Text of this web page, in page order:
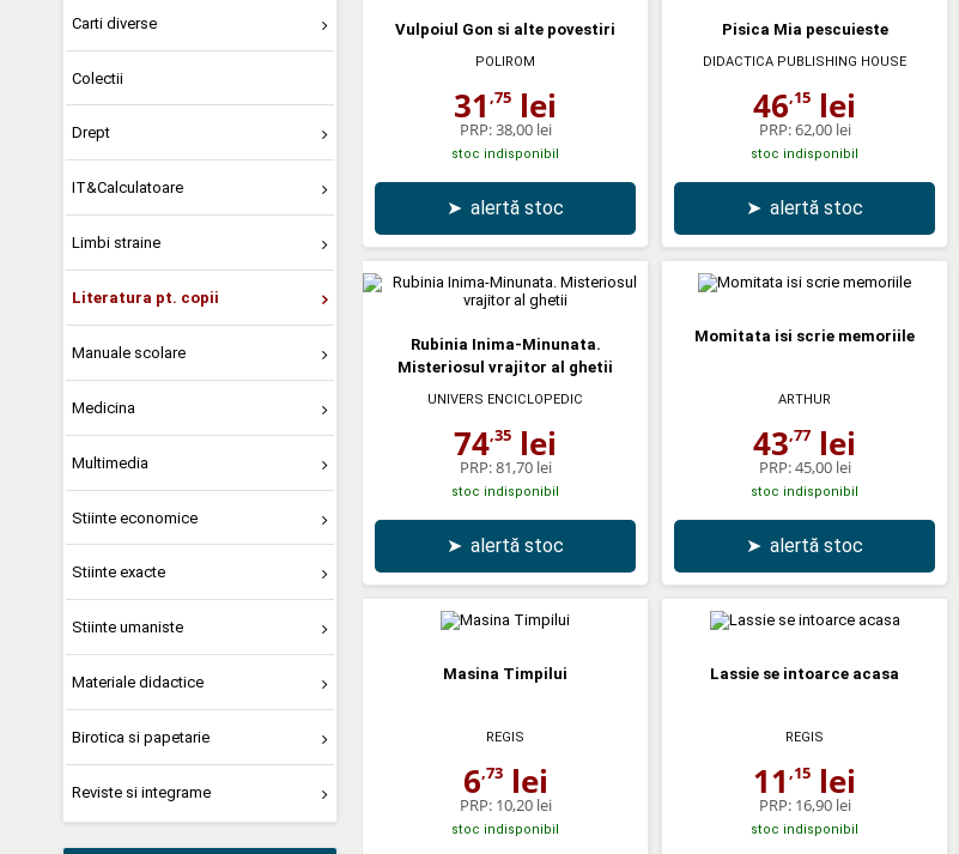
Carti diverse
Colectii
Drept
IT&Calculatoare
Limbi straine
Literatura pt. copii
Manuale scolare
Medicina
Multimedia
Stiinte economice
Stiinte exacte
Stiinte umaniste
Materiale didactice
Birotica si papetarie
Reviste si integrame
Vulpoiul Gon si alte povestiri
POLIROM
31 ,75 lei
PRP:38,00 lei
stoc indisponibil
➤ alertă stoc
Pisica Mia pescuieste
DIDACTICA PUBLISHING HOUSE
46,15 lei
PRP:62,00 lei
stoc indisponibil
➤ alertă stoc
Rubinia Inima-Minunata.
Misteriosul vrajitor al ghetii
UNIVERS ENCICLOPEDIC
74,35 lei
PRP:81,70 lei
stoc indisponibil
➤ alertă stoc
Momitata isi scrie memoriile
ARTHUR
43,77 lei
PRP:45,00 lei
stoc indisponibil
➤ alertă stoc
Masina Timpilui
REGIS
6,73lei
PRP: 10,20 lei
stoc indisponibil
Lassie se intoarce acasa
REGIS
11 ,15 lei
PRP: 16,90 lei
stoc indisponibil